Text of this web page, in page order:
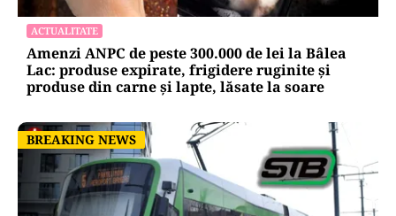
ACTUALITATE
Amenzi ANPC de peste 300.000 de lei la Bâlea
Lac: produse expirate, frigidere ruginite și
produse din carne și lapte, lăsate la soare
BREAKING NEWS
BREAKING NEWS